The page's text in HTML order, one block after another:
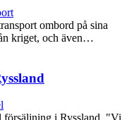
ombord på sina
kriget, och även…